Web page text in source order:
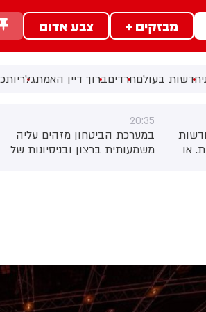
מבזקים + צבע אדום
חדשות בעולםחרדיםברוך דיין האמתגלריות
עליה
של
יעיל
מה
20:28
דיווח בטלוויזיה הממלכתית
בסוריה: מספר בני אדם נהרגו